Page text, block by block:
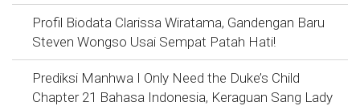
Profil Biodata Clarissa Wiratama, Gandengan Baru
Steven Wongso Usai Sempat Patah Hati!
Prediksi Manhwa I Only Need the Duke’s Child
Chapter 21 Bahasa Indonesia, Keraguan Sang Lady